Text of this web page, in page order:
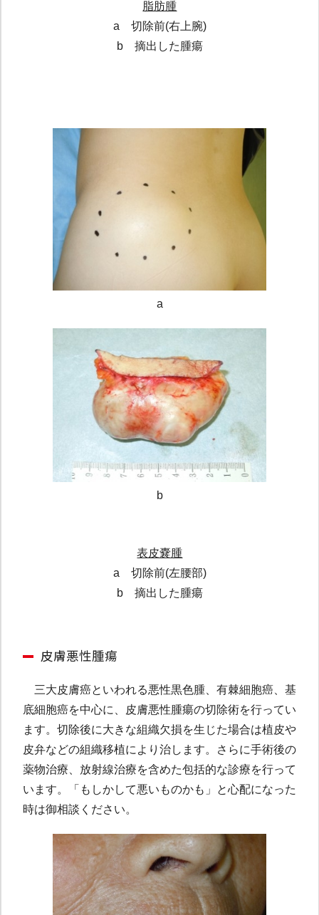
脂肪腫
a 切除前(右上腕)
b 摘出した腫瘍
a
b
表皮嚢腫
a 切除前(左腰部)
b 摘出した腫瘍
皮膚悪性腫瘍
三大皮膚癌といわれる悪性黒色腫、有棘細胞癌、基
底細胞癌を中心に、皮膚悪性腫瘍の切除術を行ってい
ます。切除後に大きな組織欠損を生じた場合は植皮や
皮弁などの組織移植により治します。さらに手術後の
薬物治療、放射線治療を含めた包括的な診療を行って
います。「もしかして悪いものかも」と心配になった
時は御相談ください。